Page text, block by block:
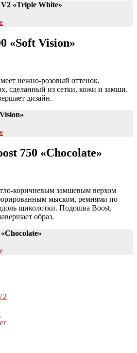
V2 «Triple White»
«Soft Vision»
нежно-розовый оттенок,
сделанный из сетки, кожи и замши.
дизайн.
750 «Chocolate»
коричневым замшевым верхом
мыском, ремнями по
щиколотки. Подошва Boost,
образ.